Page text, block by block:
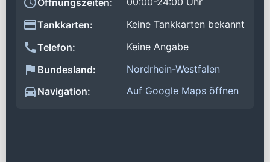
Öffnungszeiten:
Tankkarten:
Keine Tankkarten bekannt
Telefon:
Keine Angabe
Bundesland:
Nordrhein-Westfalen
Navigation:
Auf Google Maps öffnen